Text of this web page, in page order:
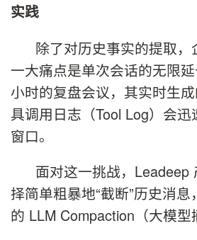
实践
除了对历史事实的提取
一大痛点是单次会话的无限
小时的复盘会议，其实时生
具调用日志（Tool Log）会
窗口。
面对这一挑战，Leadeep
择简单粗暴地“截断”历史消
的 LLM Compaction（大模型